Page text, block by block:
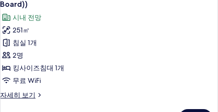
진
모
두
보
기
(Club
Package
(Half-
Board))
자
히
보
스
위
트,
킹
사
이
즈
Board))
시내 전망
251㎡
침실 1개
2명
킹사이즈침대 1개
무료 WiFi
자세히 보기
클